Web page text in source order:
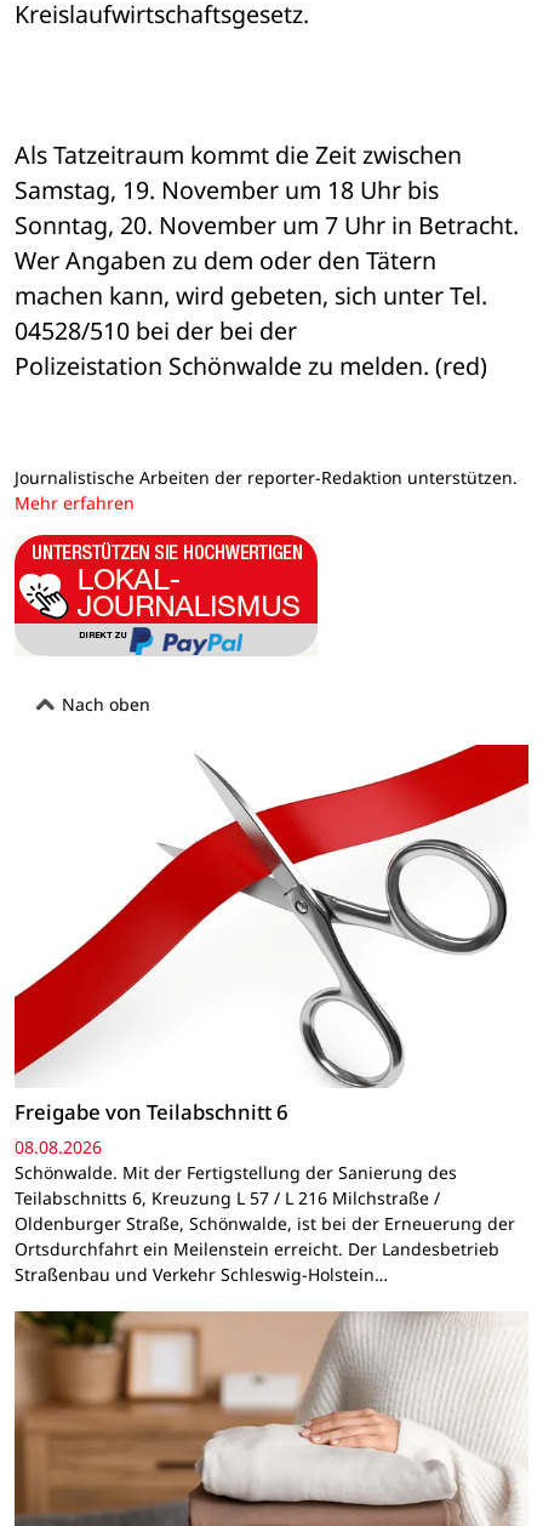
Kreislaufwirtschaftsgesetz.
Als Tatzeitraum kommt die Zeit zwischen
Samstag, 19. November um 18 Uhr bis
Sonntag, 20. November um 7 Uhr in Betracht.
Wer Angaben zu dem oder den Tätern
machen kann, wird gebeten, sich unter Tel.
04528/510 bei der bei der
Polizeistation Schönwalde zu melden. (red)
Journalistische Arbeiten der reporter-Redaktion unterstützen.
Mehr erfahren
Nach oben
Freigabe von Teilabschnitt 6
08.08.2026
Schönwalde. Mit der Fertigstellung der Sanierung des
Teilabschnitts 6, Kreuzung L 57 / L 216 Milchstraße /
Oldenburger Straße, Schönwalde, ist bei der Erneuerung der
Ortsdurchfahrt ein Meilenstein erreicht. Der Landesbetrieb
Straßenbau und Verkehr Schleswig-Holstein…